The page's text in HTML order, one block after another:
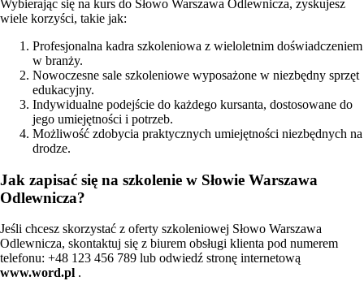
Wybierając się na kurs do Słowo Warszawa Odlewnicza, zyskujesz
wiele korzyści, takie jak:
Profesjonalna kadra szkoleniowa z wieloletnim doświadczeniem
w branży.
Nowoczesne sale szkoleniowe wyposażone w niezbędny sprzęt
edukacyjny.
Indywidualne podejście do każdego kursanta, dostosowane do
jego umiejętności i potrzeb.
Możliwość zdobycia praktycznych umiejętności niezbędnych na
drodze.
Jak zapisać się na szkolenie w Słowie Warszawa
Odlewnicza?
Jeśli chcesz skorzystać z oferty szkoleniowej Słowo Warszawa
Odlewnicza, skontaktuj się z biurem obsługi klienta pod numerem
telefonu: +48 123 456 789 lub odwiedź stronę internetową
www.word.pl .